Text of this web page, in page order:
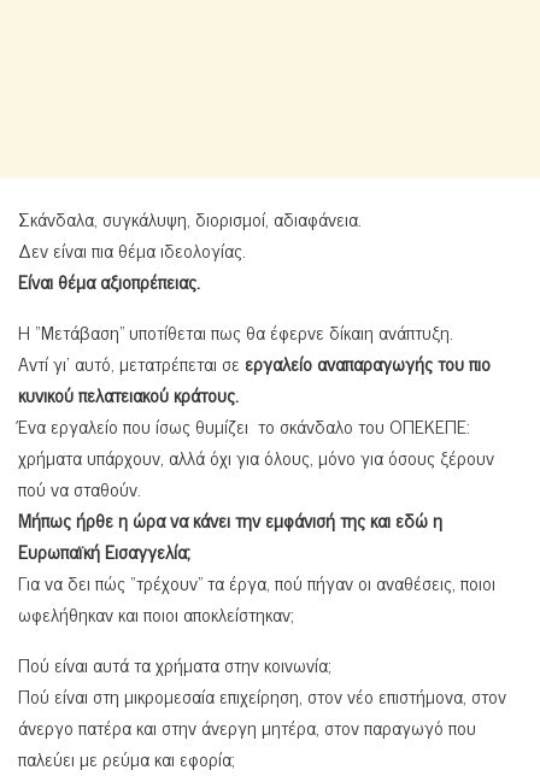
Σκάνδαλα, συγκάλυψη, διορισμοί, αδιαφάνεια.
Δεν είναι πια θέμα ιδεολογίας.
Είναι θέμα αξιοπρέπειας.
Η “Μετάβαση” υποτίθεται πως θα έφερνε δίκαιη ανάπτυξη.
Αντί γι’ αυτό, μετατρέπεται σε εργαλείο αναπαραγωγής του πιο
κυνικού πελατειακού κράτους.
Ένα εργαλείο που ίσως θυμίζει το σκάνδαλο του ΟΠΕΚΕΠΕ:
χρήματα υπάρχουν, αλλά όχι για όλους, μόνο για όσους ξέρουν
πού να σταθούν.
Μήπως ήρθε η ώρα να κάνει την εμφάνισή της και εδώ η
Ευρωπαϊκή Εισαγγελία;
Για να δει πώς “τρέχουν” τα έργα, πού πήγαν οι αναθέσεις, ποιοι
ωφελήθηκαν και ποιοι αποκλείστηκαν;
Πού είναι αυτά τα χρήματα στην κοινωνία;
Πού είναι στη μικρομεσαία επιχείρηση, στον νέο επιστήμονα, στον
άνεργο πατέρα και στην άνεργη μητέρα, στον παραγωγό που
παλεύει με ρεύμα και εφορία;